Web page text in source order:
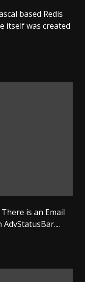
based Redis
itself was created
is an Email